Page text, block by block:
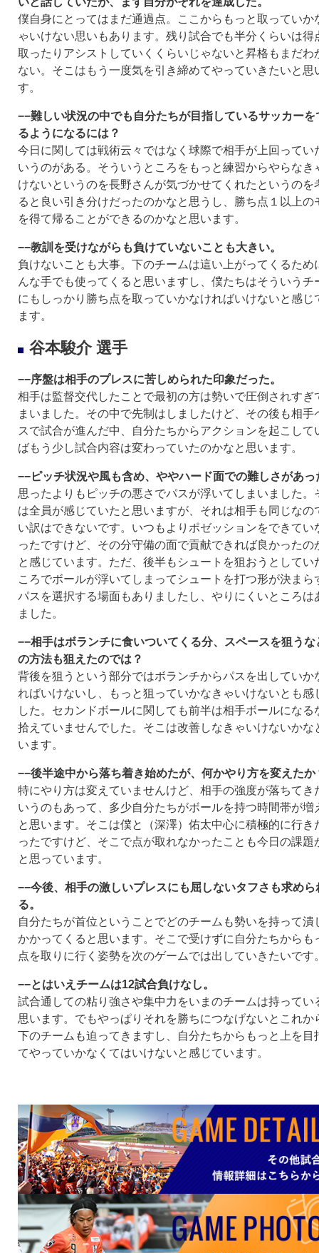
僕自身にとってはまだ通過点。ここからもっと取っていか
ゃいけない思いもあります。残り試合でも半分くらいは得
取ったりアシストしていくくらいじゃないと昇格もまだわ
ない。そこはもう一度気を引き締めてやっていきたいと思
す。
−−難しい状況の中でも自分たちが目指しているサッカーを
るようになるには？
今日に関しては戦術云々ではなく球際で相手が上回ってい
いうのがある。そういうところをもっと練習からやらなき
けないというのを長野さんが気づかせてくれたというのを
ると良い引き分けだったのかなと思うし、勝ち点１以上の
を得て帰ることができるのかなと思います。
−−教訓を受けながらも負けていないことも大きい。
負けないことも大事。下のチームは這い上がってくるため
んな手でも使ってくると思いますし、僕たちはそういうチ
にもしっかり勝ち点を取っていかなければいけないと感じ
ます。
谷本駿介 選手
−−序盤は相手のプレスに苦しめられた印象だった。
相手は監督交代したことで最初の方は勢いで圧倒されすぎ
まいました。その中で先制はしましたけど、その後も相手
スで試合が進んだ中、自分たちからアクションを起こして
ばもう少し試合内容は変わっていたのかなと思います。
−−ピッチ状況や風も含め、ややハード面での難しさがあっ
思ったよりもピッチの悪さでパスが浮いてしまいました。
は全員が感じていたと思いますが、それは相手も同じなの
い訳はできないです。いつもよりポゼッションをできてい
ったですけど、その分守備の面で貢献できれば良かったの
と感じています。ただ、後半もシュートを狙おうとしてい
ころでボールが浮いてしまってシュートを打つ形が決まら
パスを選択する場面もありましたし、やりにくいところは
ました。
−−相手はボランチに食いついてくる分、スペースを狙うな
の方法も狙えたのでは？
背後を狙うという部分ではボランチからパスを出していか
ればいけないし、もっと狙っていかなきゃいけないとも感
した。セカンドボールに関しても前半は相手ボールになる
拾えていませんでした。そこは改善しなきゃいけないかな
います。
−−後半途中から落ち着き始めたが、何かやり方を変えたか
特にやり方は変えていませんけど、相手の強度が落ちてき
いうのもあって、多少自分たちがボールを持つ時間帯が増
と思います。そこは僕と（深澤）佑太中心に積極的に行き
ったですけど、そこで点が取れなかったことも今日の課題
と思っています。
−−今後、相手の激しいプレスにも屈しないタフさも求めら
る。
自分たちが首位ということでどのチームも勢いを持って潰
かかってくると思います。そこで受けずに自分たちからも
点を取りに行く姿勢を次のゲームでは出していきたいです
−−とはいえチームは12試合負けなし。
試合通しての粘り強さや集中力をいまのチームは持ってい
思います。でもやっぱりそれを勝ちにつなげないとこれか
下のチームも迫ってきますし、自分たちからもっと上を目
てやっていかなくてはいけないと感じています。